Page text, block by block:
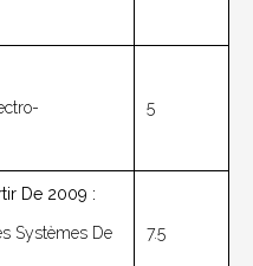
5
De 2009 :
Systèmes De
7.5